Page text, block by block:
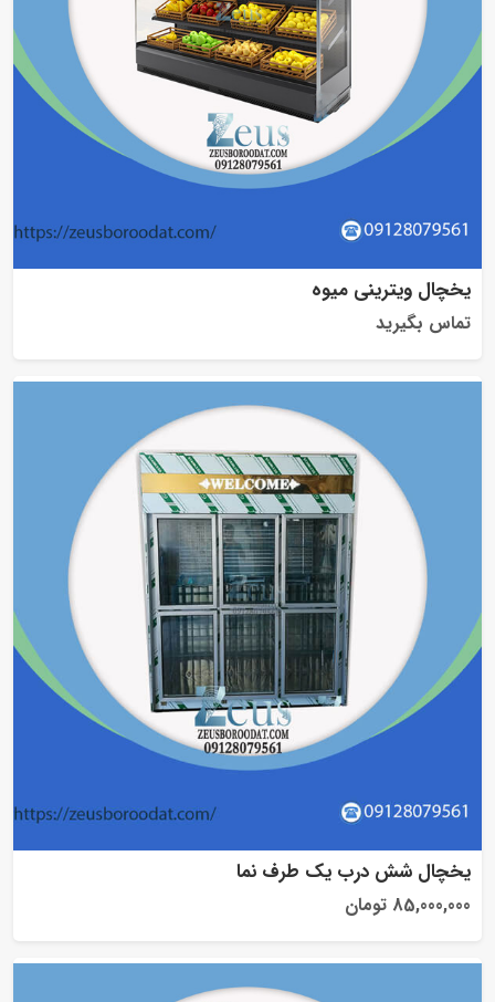
یخچال ویترینی میوه
تماس بگیرید
یخچال شش درب یک طرف نما
85,000,000 تومان